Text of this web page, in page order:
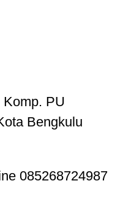
PU
Bengkulu
085268724987